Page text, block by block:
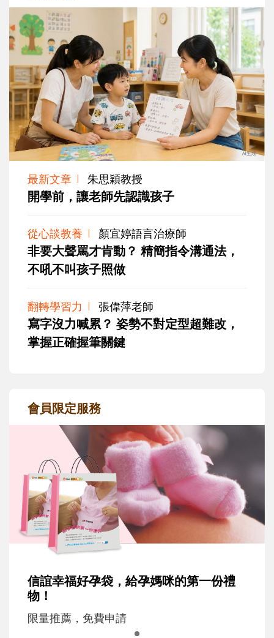
最新文章 朱思穎教授
開學前，讓老師先認識孩子
從心談教養 顏宜婷語言治療師
非要大聲罵才肯動？ 精簡指令溝通法，
不吼不叫孩子照做
翻轉學習力 張偉萍老師
寫字沒力喊累？ 姿勢不對定型超難改，
掌握正確握筆關鍵
會員限定服務
信誼幸福好孕袋，給孕媽咪的第一份禮
物！
限量推薦，免費申請